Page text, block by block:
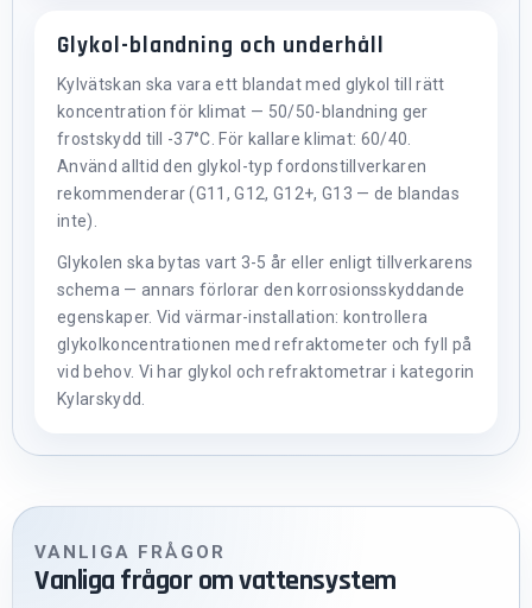
Glykol-blandning och underhåll
Kylvätskan ska vara ett blandat med glykol till rätt
koncentration för klimat — 50/50-blandning ger
frostskydd till -37°C. För kallare klimat: 60/40.
Använd alltid den glykol-typ fordonstillverkaren
rekommenderar (G11, G12, G12+, G13 — de blandas
inte).
Glykolen ska bytas vart 3-5 år eller enligt tillverkarens
schema — annars förlorar den korrosionsskyddande
egenskaper. Vid värmar-installation: kontrollera
glykolkoncentrationen med refraktometer och fyll på
vid behov. Vi har glykol och refraktometrar i kategorin
Kylarskydd.
VANLIGA FRÅGOR
Vanliga frågor om vattensystem